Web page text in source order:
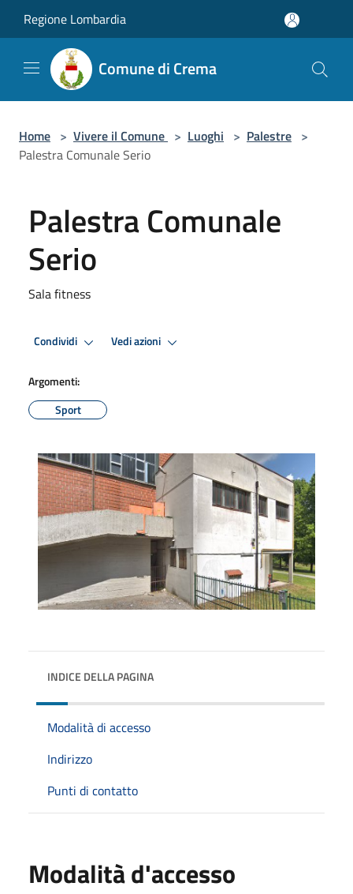
Regione Lombardia
Comune di Crema
Home > Vivere il Comune > Luoghi > Palestre >
Palestra Comunale Serio
Palestra Comunale
Serio
Sala fitness
Condividi Vedi azioni
Argomenti:
Sport
INDICE DELLA PAGINA
Modalità di accesso
Indirizzo
Punti di contatto
Modalità d'accesso